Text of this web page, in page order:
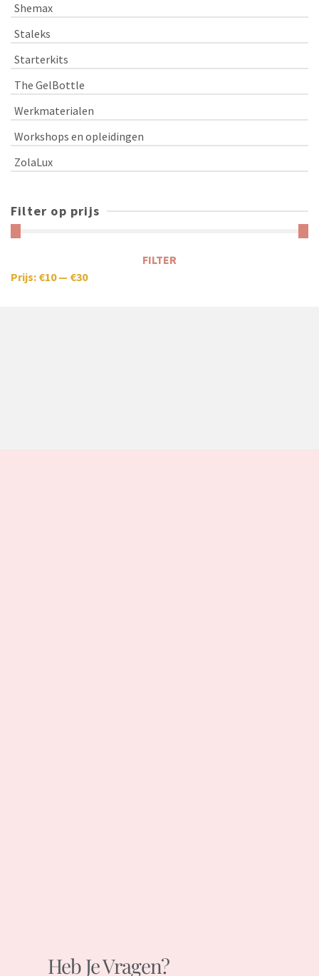
Shemax
Staleks
Starterkits
The GelBottle
Werkmaterialen
Workshops en opleidingen
ZolaLux
Filter op prijs
FILTER
Prijs: €10— €30
Heb Je Vragen?